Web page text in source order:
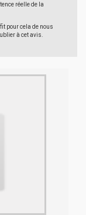
réelle de la
pour cela de nous
à cet avis.